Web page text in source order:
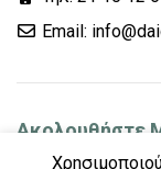
Εmail:
Ακολουθήστε